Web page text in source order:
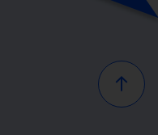
Haut